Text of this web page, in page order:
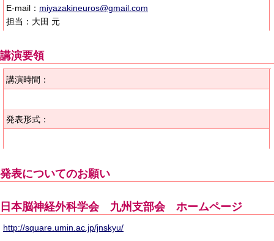
E-mail： miyazakineuros@gmail.com
担当：大田 元
講演要領
講演時間：
発表形式：
発表についてのお願い
日本脳神経外科学会 九州支部会 ホームページ
http://square.umin.ac.jp/jnskyu/